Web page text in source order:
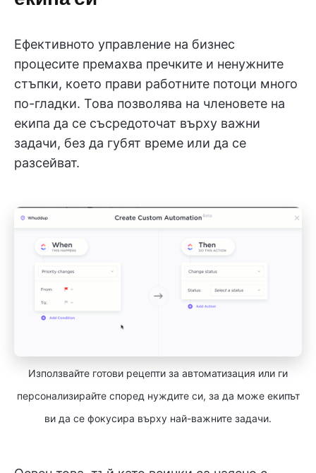
Ефективното управление на бизнес
процесите премахва пречките и ненужните
стъпки, което прави работните потоци много
по-гладки. Това позволява на членовете на
екипа да се съсредоточат върху важни
задачи, без да губят време или да се
разсейват.
Използвайте готови рецепти за автоматизация или ги
персонализирайте според нуждите си, за да може екипът
ви да се фокусира върху най-важните задачи.